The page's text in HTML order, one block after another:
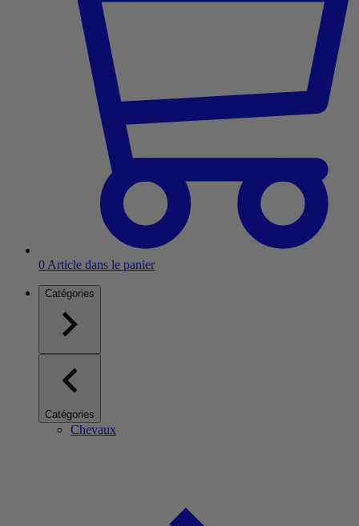
0 Article dans le panier
Catégories
Catégories
Chevaux